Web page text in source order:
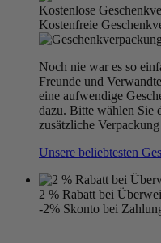
Kostenlose
Kostenfreie
Noch nie war es so
Freunde und
eine aufwendige
dazu. Bitte wählen Sie
zusätzliche
Unsere beliebtesten
2 % Rabatt bei
-2% Skonto bei